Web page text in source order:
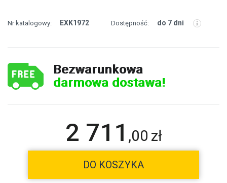
Nr katalogowy: EXK1972 Dostępność: do 7 dni
Bezwarunkowa
darmowa dostawa!
2 711 ,00 zł
DO KOSZYKA